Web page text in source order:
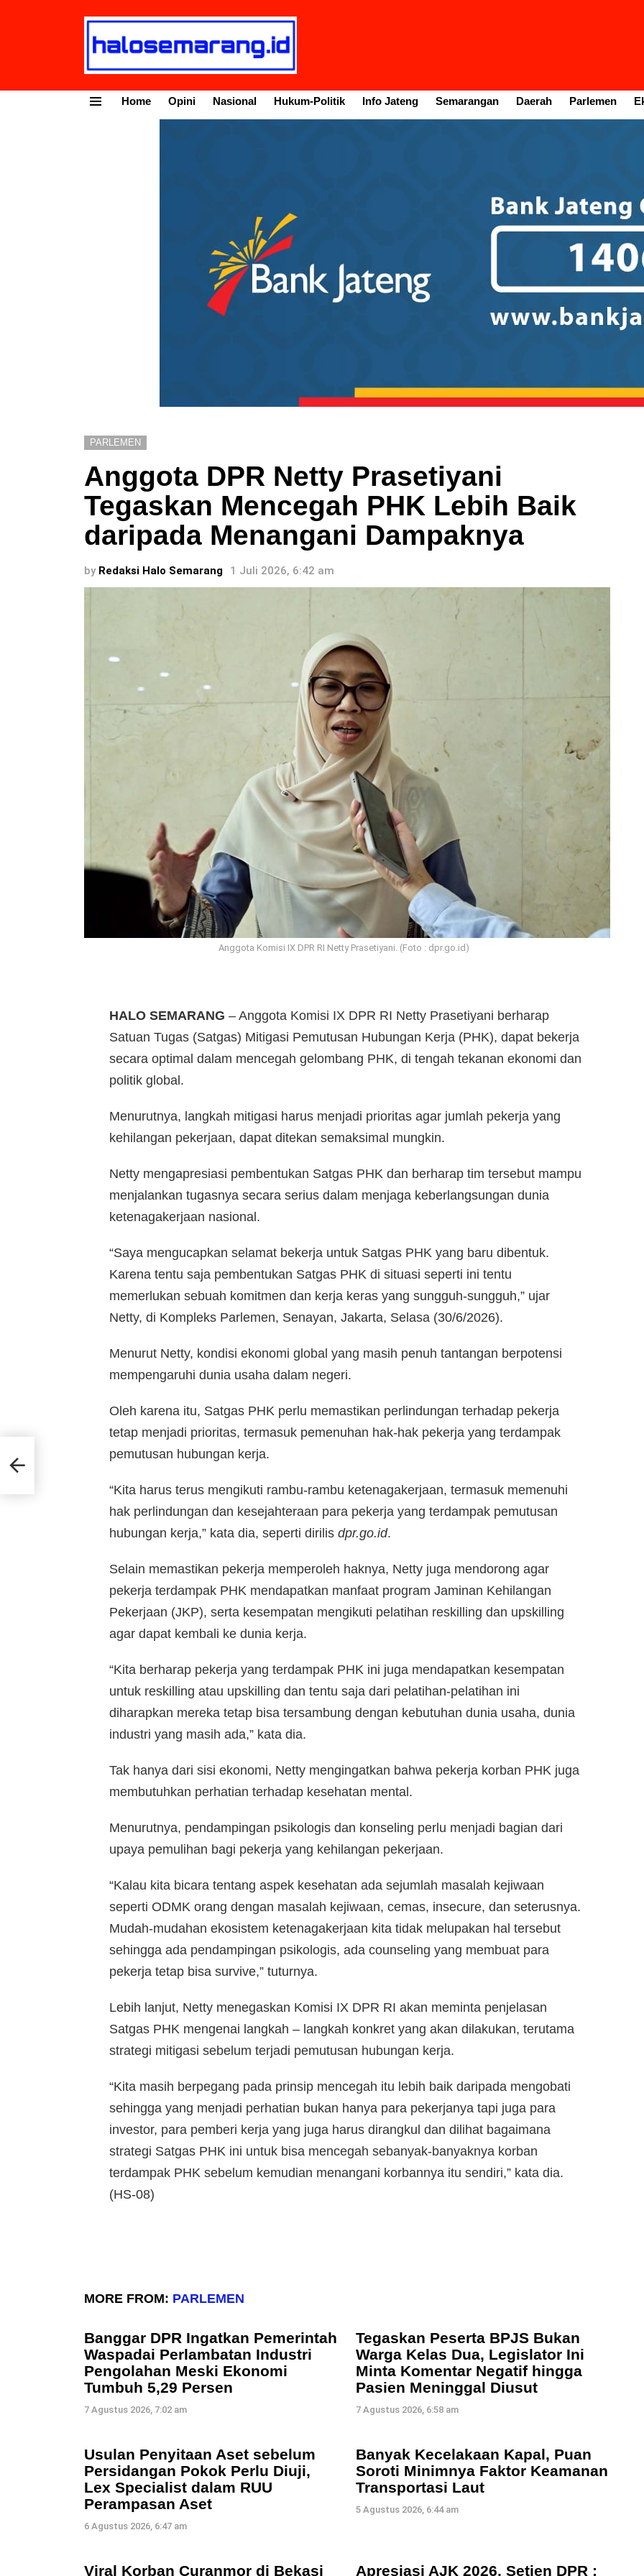
Home Opini Nasional Hukum-Politik Info Jateng Semarangan Daerah Parlemen
PARLEMEN
Anggota DPR Netty Prasetiyani
Tegaskan Mencegah PHK Lebih Baik
daripada Menangani Dampaknya
by Redaksi Halo Semarang 1 Juli 2026, 6:42 am
Anggota Komisi IX DPR RI Netty Prasetiyani. (Foto : dpr.go.id)
HALO SEMARANG – Anggota Komisi IX DPR RI Netty Prasetiyani berharap
Satuan Tugas (Satgas) Mitigasi Pemutusan Hubungan Kerja (PHK), dapat bekerja
secara optimal dalam mencegah gelombang PHK, di tengah tekanan ekonomi dan
politik global.
Menurutnya, langkah mitigasi harus menjadi prioritas agar jumlah pekerja yang
kehilangan pekerjaan, dapat ditekan semaksimal mungkin.
Netty mengapresiasi pembentukan Satgas PHK dan berharap tim tersebut mampu
menjalankan tugasnya secara serius dalam menjaga keberlangsungan dunia
ketenagakerjaan nasional.
“Saya mengucapkan selamat bekerja untuk Satgas PHK yang baru dibentuk.
Karena tentu saja pembentukan Satgas PHK di situasi seperti ini tentu
memerlukan sebuah komitmen dan kerja keras yang sungguh-sungguh,” ujar
Netty, di Kompleks Parlemen, Senayan, Jakarta, Selasa (30/6/2026).
Menurut Netty, kondisi ekonomi global yang masih penuh tantangan berpotensi
mempengaruhi dunia usaha dalam negeri.
Oleh karena itu, Satgas PHK perlu memastikan perlindungan terhadap pekerja
tetap menjadi prioritas, termasuk pemenuhan hak-hak pekerja yang terdampak
pemutusan hubungan kerja.
“Kita harus terus mengikuti rambu-rambu ketenagakerjaan, termasuk memenuhi
hak perlindungan dan kesejahteraan para pekerja yang terdampak pemutusan
hubungan kerja,” kata dia, seperti dirilis dpr.go.id.
Selain memastikan pekerja memperoleh haknya, Netty juga mendorong agar
pekerja terdampak PHK mendapatkan manfaat program Jaminan Kehilangan
Pekerjaan (JKP), serta kesempatan mengikuti pelatihan reskilling dan upskilling
agar dapat kembali ke dunia kerja.
“Kita berharap pekerja yang terdampak PHK ini juga mendapatkan kesempatan
untuk reskilling atau upskilling dan tentu saja dari pelatihan-pelatihan ini
diharapkan mereka tetap bisa tersambung dengan kebutuhan dunia usaha, dunia
industri yang masih ada,” kata dia.
Tak hanya dari sisi ekonomi, Netty mengingatkan bahwa pekerja korban PHK juga
membutuhkan perhatian terhadap kesehatan mental.
Menurutnya, pendampingan psikologis dan konseling perlu menjadi bagian dari
upaya pemulihan bagi pekerja yang kehilangan pekerjaan.
“Kalau kita bicara tentang aspek kesehatan ada sejumlah masalah kejiwaan
seperti ODMK orang dengan masalah kejiwaan, cemas, insecure, dan seterusnya.
Mudah-mudahan ekosistem ketenagakerjaan kita tidak melupakan hal tersebut
sehingga ada pendampingan psikologis, ada counseling yang membuat para
pekerja tetap bisa survive,” tuturnya.
Lebih lanjut, Netty menegaskan Komisi IX DPR RI akan meminta penjelasan
Satgas PHK mengenai langkah – langkah konkret yang akan dilakukan, terutama
strategi mitigasi sebelum terjadi pemutusan hubungan kerja.
“Kita masih berpegang pada prinsip mencegah itu lebih baik daripada mengobati
sehingga yang menjadi perhatian bukan hanya para pekerjanya tapi juga para
investor, para pemberi kerja yang juga harus dirangkul dan dilihat bagaimana
strategi Satgas PHK ini untuk bisa mencegah sebanyak-banyaknya korban
terdampak PHK sebelum kemudian menangani korbannya itu sendiri,” kata dia.
(HS-08)
MORE FROM: PARLEMEN
Banggar DPR Ingatkan Pemerintah
Waspadai Perlambatan Industri
Pengolahan Meski Ekonomi
Tumbuh 5,29 Persen
7 Agustus 2026, 7:02 am
Tegaskan Peserta BPJS Bukan
Warga Kelas Dua, Legislator Ini
Minta Komentar Negatif hingga
Pasien Meninggal Diusut
7 Agustus 2026, 6:58 am
Usulan Penyitaan Aset sebelum
Persidangan Pokok Perlu Diuji,
Lex Specialist dalam RUU
Perampasan Aset
6 Agustus 2026, 6:47 am
Banyak Kecelakaan Kapal, Puan
Soroti Minimnya Faktor Keamanan
Transportasi Laut
5 Agustus 2026, 6:44 am
Viral Korban Curanmor di Bekasi Apresiasi AJK 2026, Setjen DPR :